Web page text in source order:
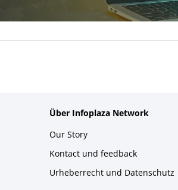
Über Infoplaza Network
Our Story
Kontact und feedback
Urheberrecht und Datenschutz